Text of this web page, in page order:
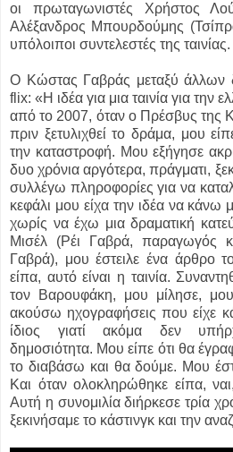
οι πρωταγωνιστές Χρήστος
Αλέξανδρος Μπουρδούμης
υπόλοιποι συντελεστές της ταινίας.
Ο Κώστας Γαβράς μεταξύ
flix: «Η ιδέα για μια ταινία για την
από το 2007, όταν ο Πρέσβυς της
πριν ξετυλιχθεί το δράμα, μου
την καταστροφή. Μου εξήγησε
δυο χρόνια αργότερα, πράγματι,
συλλέγω πληροφορίες για να
κεφάλι μου είχα την ιδέα να κάνω
χωρίς να έχω μια δραματική
Μισέλ (Ρέι Γαβρά, παραγωγός
Γαβρά), μου έστειλε ένα άρθρο
είπα, αυτό είναι η ταινία.
τον Βαρουφάκη, μου μίλησε,
ακούσω ηχογραφήσεις που είχε
ίδιος γιατί ακόμα δεν
δημοσιότητα. Μου είπε ότι θα
το διαβάσω και θα δούμε. Μου
Και όταν ολοκληρώθηκε είπα,
Αυτή η συνομιλία διήρκεσε τρία
ξεκινήσαμε το κάστινγκ και την